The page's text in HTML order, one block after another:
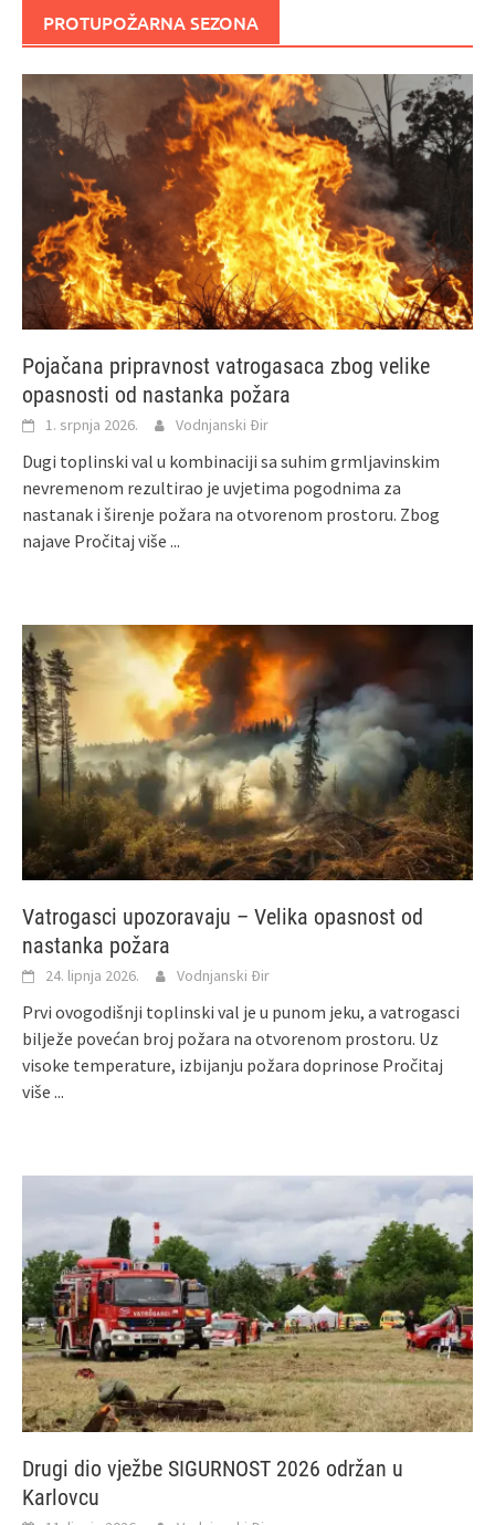
PROTUPOŽARNA SEZONA
Pojačana pripravnost vatrogasaca zbog velike
opasnosti od nastanka požara
1. srpnja 2026. Vodnjanski Đir
Dugi toplinski val u kombinaciji sa suhim grmljavinskim
nevremenom rezultirao je uvjetima pogodnima za
nastanak i širenje požara na otvorenom prostoru. Zbog
najave Pročitaj više ...
Vatrogasci upozoravaju – Velika opasnost od
nastanka požara
24. lipnja 2026. Vodnjanski Đir
Prvi ovogodišnji toplinski val je u punom jeku, a vatrogasci
bilježe povećan broj požara na otvorenom prostoru. Uz
visoke temperature, izbijanju požara doprinose Pročitaj
više ...
Drugi dio vježbe SIGURNOST 2026 održan u
Karlovcu